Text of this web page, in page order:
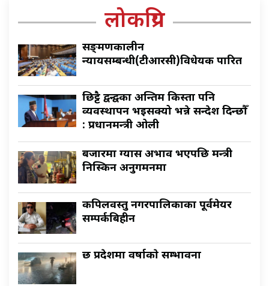
लोकप्रिय
सङ्क्रमणकालीन
न्यायसम्बन्धी(टीआरसी)विधेयक पारित
छिट्टै द्वन्द्वका अन्तिम किस्ता पनि
व्यवस्थापन भइसक्यो भन्ने सन्देश दिन्छौँ
: प्रधानमन्त्री ओली
बजारमा ग्यास अभाव भएपछि मन्त्री
निस्किन अनुगमनमा
कपिलवस्तु नगरपालिकाका पूर्वमेयर
सम्पर्कबिहीन
छ प्रदेशमा वर्षाकाे सम्भावना